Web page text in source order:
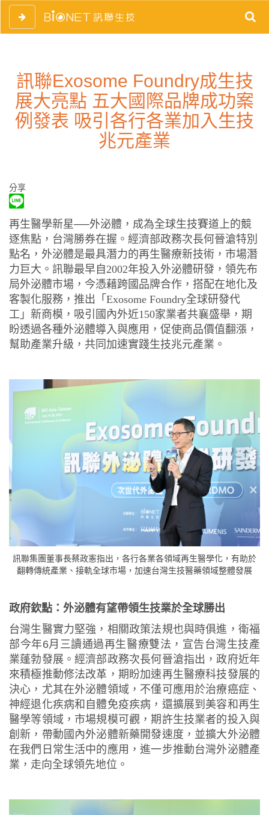
訊聯Exosome Foundry成生技
展大亮點 五大國際品牌成功案
例發表 吸引各行各業加入生技
兆元產業
分享
再生醫學新星──外泌體，成為全球生技賽道上的競
逐焦點，台灣勝券在握。經濟部政務次長何晉滄特別
點名，外泌體是最具潛力的再生醫療新技術，市場潛
力巨大。訊聯最早自 2002年投入外泌體研發，領先布
局外泌體市場，今憑藉跨國品牌合作，搭配在地化及
客製化服務，推出「 Exosome Foundry全球研發代
工」新商模，吸引國內外近150家業者共襄盛舉，期
盼透過各種外泌體導入與應用，促使商品價值翻漲，
幫助產業升級，共同加速實踐生技兆元產業。
訊聯集團董事長蔡政憲指出，各行各業各領域再生醫學化，有助於
翻轉傳統產業、接軌全球市場，加速台灣生技醫藥領域整體發展
政府欽點：外泌體有望帶領生技業於全球勝出
台灣生醫實力堅強，相關政策法規也與時俱進，衛福
部今年6月三讀通過再生醫療雙法，宣告台灣生技產
業蓬勃發展。經濟部政務次長何晉滄指出，政府近年
來積極推動修法改革，期盼加速再生醫療科技發展的
決心，尤其在外泌體領域，不僅可應用於治療癌症、
神經退化疾病和自體免疫疾病，還擴展到美容和再生
醫學等領域，市場規模可觀，期許生技業者的投入與
創新，帶動國內外泌體新藥開發速度，並擴大外泌體
在我們日常生活中的應用，進一步推動台灣外泌體產
業，走向全球領先地位。